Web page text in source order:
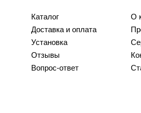
Каталог
Доставка и оплата
Установка
Отзывы
Вопрос-ответ
О